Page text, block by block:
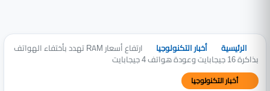
الرئيسية أخبار التكنولوجيا ارتفاع أسعار RAM تهدد بأختفاء الهواتف
بذاكرة 16 جيجابايت وعودة هواتف 4 جيجابايت
أخبار التكنولوجيا